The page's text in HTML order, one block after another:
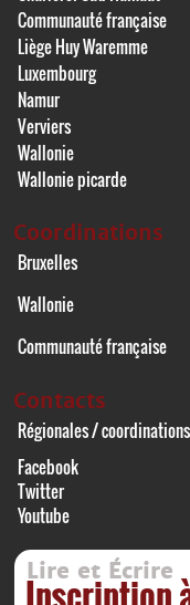
Communauté française
Liège Huy Waremme
Luxembourg
Namur
Verviers
Wallonie
Wallonie picarde
Coordinations
Bruxelles
Wallonie
Communauté française
Contacts
Régionales / coordinations
Facebook
Twitter
Youtube
Lire et Écrire